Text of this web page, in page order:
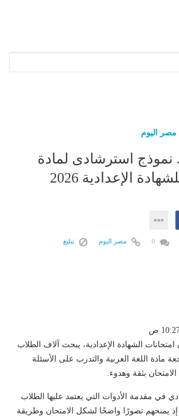
مصر اليوم
نموذج استرشادى لمادة
الإعدادية 2026
مصر اليوم تبليغ
الشهادة الإعدادية، يبحث آلاف الطلاب
اللغة العربية والتدرب على الأسئلة
بثقة وهدوء.
في مقدمة الأدوات التي يعتمد عليها الطلاب
إذ يمنحهم تصورًا واضحًا لشكل الامتحان وطريقة